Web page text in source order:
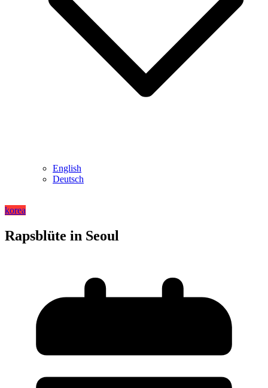
English
Deutsch
korea
Rapsblüte in Seoul